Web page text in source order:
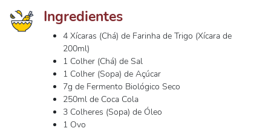
Ingredientes
4 Xícaras (Chá) de Farinha de Trigo (Xícara de
200ml)
1 Colher (Chá) de Sal
1 Colher (Sopa) de Açúcar
7g de Fermento Biológico Seco
250ml de Coca Cola
3 Colheres (Sopa) de Óleo
1 Ovo